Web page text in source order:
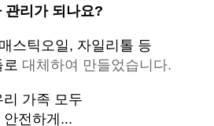
관리가 되나요?
스틱오일, 자일리톨 등
대체하여 만들었습니다.
리 가족 모두
안전하게...